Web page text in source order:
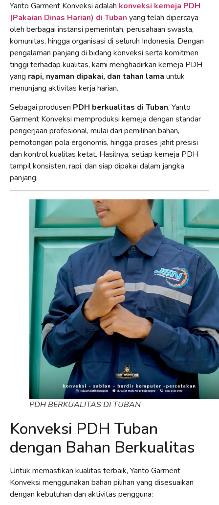
Yanto Garment Konveksi adalah konveksi kemeja PDH
(Pakaian Dinas Harian) di Tuban yang telah dipercaya
oleh berbagai instansi pemerintah, perusahaan swasta,
komunitas, hingga organisasi di seluruh Indonesia. Dengan
pengalaman panjang di bidang konveksi serta komitmen
tinggi terhadap kualitas, kami menghadirkan kemeja PDH
yang rapi, nyaman dipakai, dan tahan lama untuk
menunjang aktivitas kerja harian.
Sebagai produsen PDH berkualitas di Tuban, Yanto
Garment Konveksi memproduksi kemeja dengan standar
pengerjaan profesional, mulai dari pemilihan bahan,
pemotongan pola ergonomis, hingga proses jahit presisi
dan kontrol kualitas ketat. Hasilnya, setiap kemeja PDH
tampil konsisten, rapi, dan siap dipakai dalam jangka
panjang.
PDH BERKUALITAS DI TUBAN
Konveksi PDH Tuban
dengan Bahan Berkualitas
Untuk memastikan kualitas terbaik, Yanto Garment
Konveksi menggunakan bahan pilihan yang disesuaikan
dengan kebutuhan dan aktivitas pengguna: